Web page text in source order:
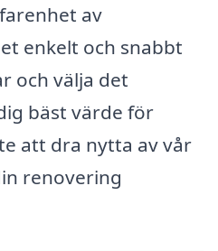
av
enkelt och snabbt
och välja det
bäst värde för
att dra nytta av vår
renovering